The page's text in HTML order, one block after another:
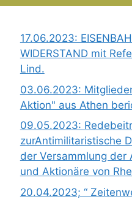
17.06.2023:
WIDERSTAND mit
Lind.
03.06.2023:
Aktion" aus Athen
09.05.2023:
zurAntimilitaristische
der Versammlung der
und Aktionäre von
20.04.2023; “